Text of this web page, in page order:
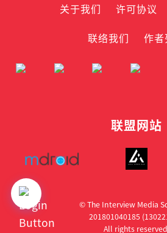
关于我们 许可协议
联络我们
作者
联盟网站
© The Interview Media
201801040185
All rights